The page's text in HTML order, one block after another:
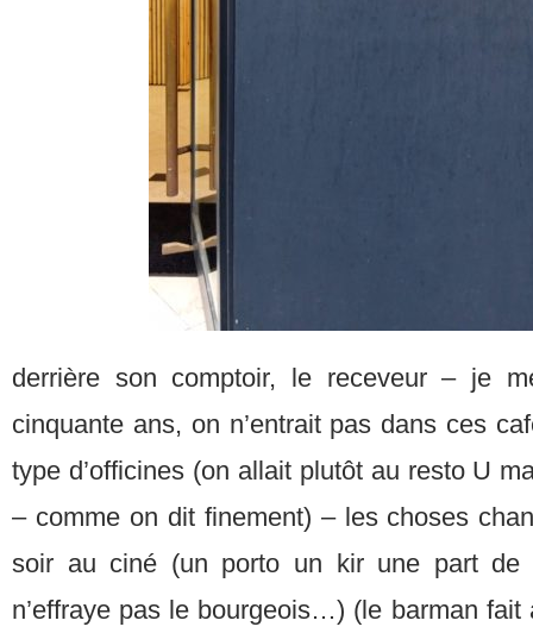
derrière son comptoir, le receveur – je
cinquante ans, on n’entrait pas dans ces
type d’officines (on allait plutôt au resto U
– comme on dit finement) – les choses
soir au ciné (un porto un kir une part
n’effraye pas le bourgeois…) (le barman fait